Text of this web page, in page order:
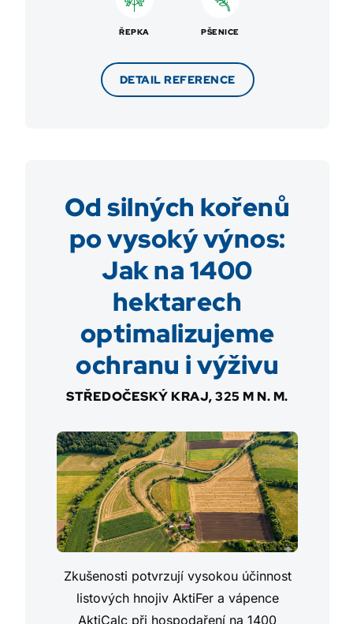
ŘEPKA PŠENICE
DETAIL REFERENCE
Od silných kořenů
po vysoký výnos:
Jak na 1400
hektarech
optimalizujeme
ochranu i výživu
STŘEDOČESKÝ KRAJ, 325 M N. M.
Zkušenosti potvrzují vysokou účinnost
listových hnojiv AktiFer a vápence
AktiCalc při hospodaření na 1400